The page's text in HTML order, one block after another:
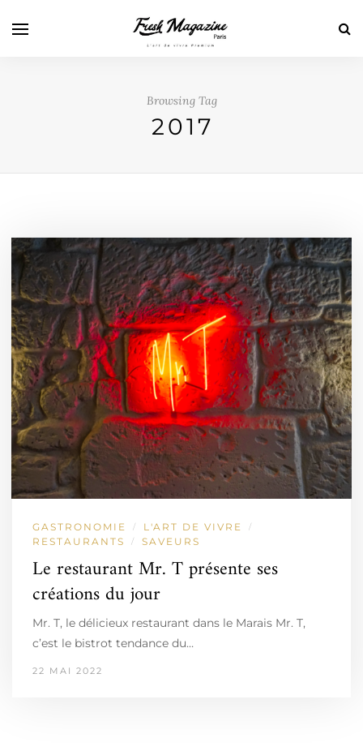
Browsing Tag
2017
GASTRONOMIE / L'ART DE VIVRE /
RESTAURANTS / SAVEURS
Le restaurant Mr. T présente ses
créations du jour
Mr. T, le délicieux restaurant dans le Marais Mr. T,
c’est le bistrot tendance du…
22 MAI 2022